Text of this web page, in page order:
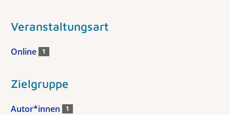
Veranstaltungsart
Online 1
Zielgruppe
Autor*innen 1